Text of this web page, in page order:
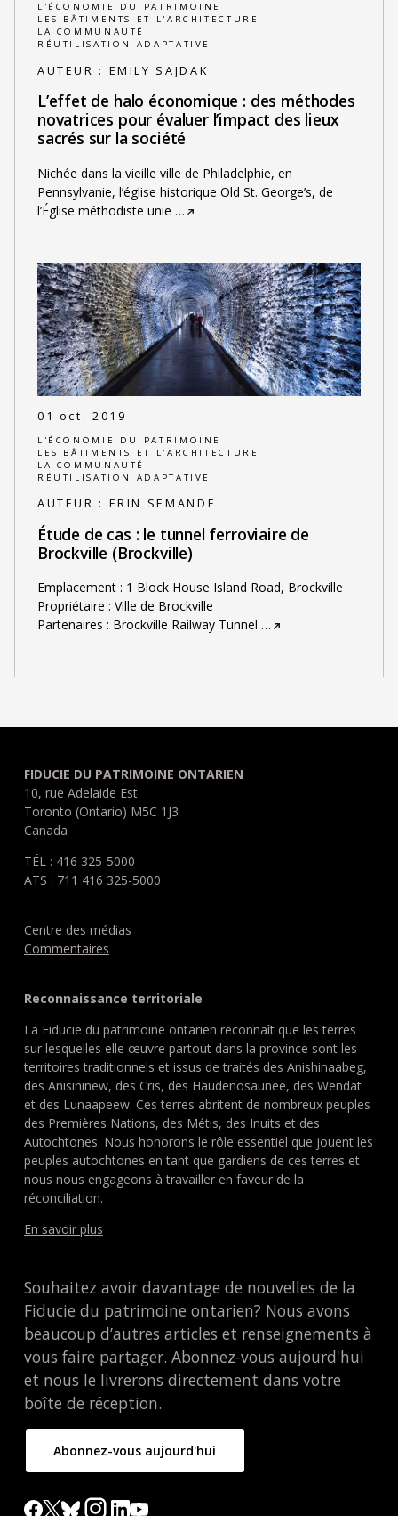
L'ÉCONOMIE DU PATRIMOINE
LES BÂTIMENTS ET L'ARCHITECTURE
LA COMMUNAUTÉ
RÉUTILISATION ADAPTATIVE
AUTEUR : EMILY SAJDAK
L’effet de halo économique : des méthodes
novatrices pour évaluer l’impact des lieux
sacrés sur la société
Nichée dans la vieille ville de Philadelphie, en
Pennsylvanie, l’église historique Old St. George’s, de
l’Église méthodiste unie …
01 oct. 2019
L'ÉCONOMIE DU PATRIMOINE
LES BÂTIMENTS ET L'ARCHITECTURE
LA COMMUNAUTÉ
RÉUTILISATION ADAPTATIVE
AUTEUR : ERIN SEMANDE
Étude de cas : le tunnel ferroviaire de
Brockville (Brockville)
Emplacement : 1 Block House Island Road, Brockville
Propriétaire : Ville de Brockville
Partenaires : Brockville Railway Tunnel …
FIDUCIE DU PATRIMOINE ONTARIEN
10, rue Adelaide Est
Toronto (Ontario) M5C 1J3
Canada
TÉL : 416 325-5000
ATS : 711 416 325-5000
Centre des médias
Commentaires
Reconnaissance territoriale
La Fiducie du patrimoine ontarien reconnaît que les terres
sur lesquelles elle œuvre partout dans la province sont les
territoires traditionnels et issus de traités des Anishinaabeg,
des Anisininew, des Cris, des Haudenosaunee, des Wendat
et des Lunaapeew. Ces terres abritent de nombreux peuples
des Premières Nations, des Métis, des Inuits et des
Autochtones. Nous honorons le rôle essentiel que jouent les
peuples autochtones en tant que gardiens de ces terres et
nous nous engageons à travailler en faveur de la
réconciliation.
En savoir plus
Souhaitez avoir davantage de nouvelles de la
Fiducie du patrimoine ontarien? Nous avons
beaucoup d’autres articles et renseignements à
vous faire partager. Abonnez-vous aujourd'hui
et nous le livrerons directement dans votre
boîte de réception.
Abonnez-vous aujourd'hui